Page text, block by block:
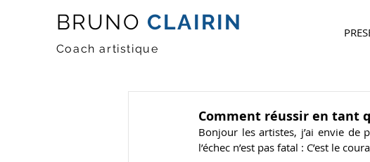
BRUNO CLAIRIN
Coach artistique
Comment réussir en tant
Bonjour les artistes, j’ai envie de
l’échec n’est pas fatal : C’est le